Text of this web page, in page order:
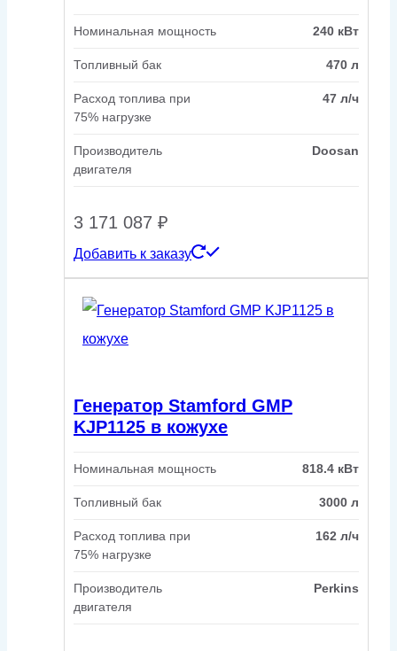
Номинальная мощность 240 кВт
Топливный бак 470 л
Расход топлива при
75% нагрузке
47 л/ч
Производитель
двигателя
Doosan
3 171 087 ₽
Добавить к заказу
Генератор Stamford GMP
KJP1125 в кожухе
Номинальная мощность 818.4 кВт
Топливный бак 3000 л
Расход топлива при
75% нагрузке
162 л/ч
Производитель
двигателя
Perkins